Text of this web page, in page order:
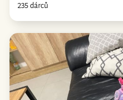
235 dárců